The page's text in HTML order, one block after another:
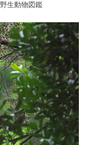
野生動物図鑑